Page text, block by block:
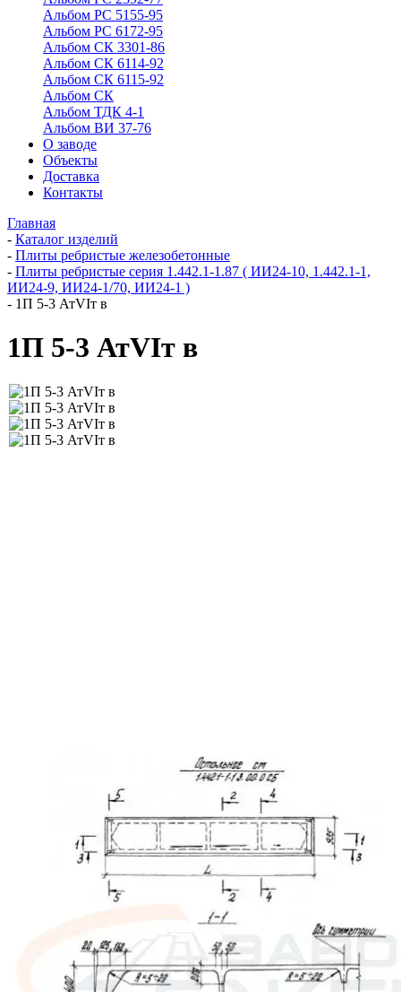
Альбом РС 5155-95
Альбом РС 6172-95
Альбом СК 3301-86
Альбом СК 6114-92
Альбом СК 6115-92
Альбом СК
Альбом ТДК 4-1
Альбом ВИ 37-76
О заводе
Объекты
Доставка
Контакты
Главная
- Каталог изделий
- Плиты ребристые железобетонные
- Плиты ребристые серия 1.442.1-1.87 ( ИИ24-10, 1.442.1-1,
ИИ24-9, ИИ24-1/70, ИИ24-1 )
- 1П 5-3 АтVIт в
1П 5-3 АтVIт в